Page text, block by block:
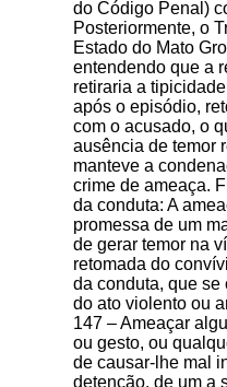
do Código Penal)
Posteriormente, o
Estado do Mato
entendendo que a
retiraria a
após o episódio,
com o acusado, o
ausência de temor
manteve a
crime de ameaça.
da conduta: A
promessa de um
de gerar temor na
retomada do
da conduta, que se
do ato violento ou
147 – Ameaçar
ou gesto, ou
de causar-lhe mal
detenção, de um a